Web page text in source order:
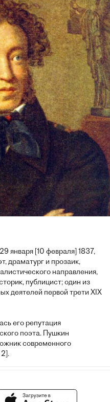
января [10 февраля] 1837,
драматург и прозаик,
направления,
публицист; один из
деятелей первой трети XIX
его репутация
поэта. Пушкин
современного